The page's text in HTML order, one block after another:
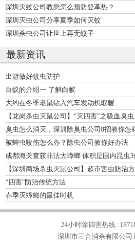
深圳灭蚊公司教您怎么预防登革热？
深圳灭虫公司分享夏季如何灭蚊
深圳杀虫公司让世上再无蚊子
最新资讯
出游做好蚊虫防护
白蚁的介绍一 了解白蚁
大约在冬季老鼠钻入汽车发动机取暖
【龙岗杀虫灭鼠公司】“灭四害”之吸血臭虫
臭虫怎么消灭，深圳除臭虫公司8招教你怎
被蜱虫咬伤怎么办？除虫公司教你好办法
成都海关查获非法大蟑螂 体积是国内昆虫3
【深圳商场杀虫灭鼠公司】超市害虫防治
“四害”防治传统方法
春季灭蟑螂的最佳时机
24小时除四害热线 :
深圳市三合消杀有限公司